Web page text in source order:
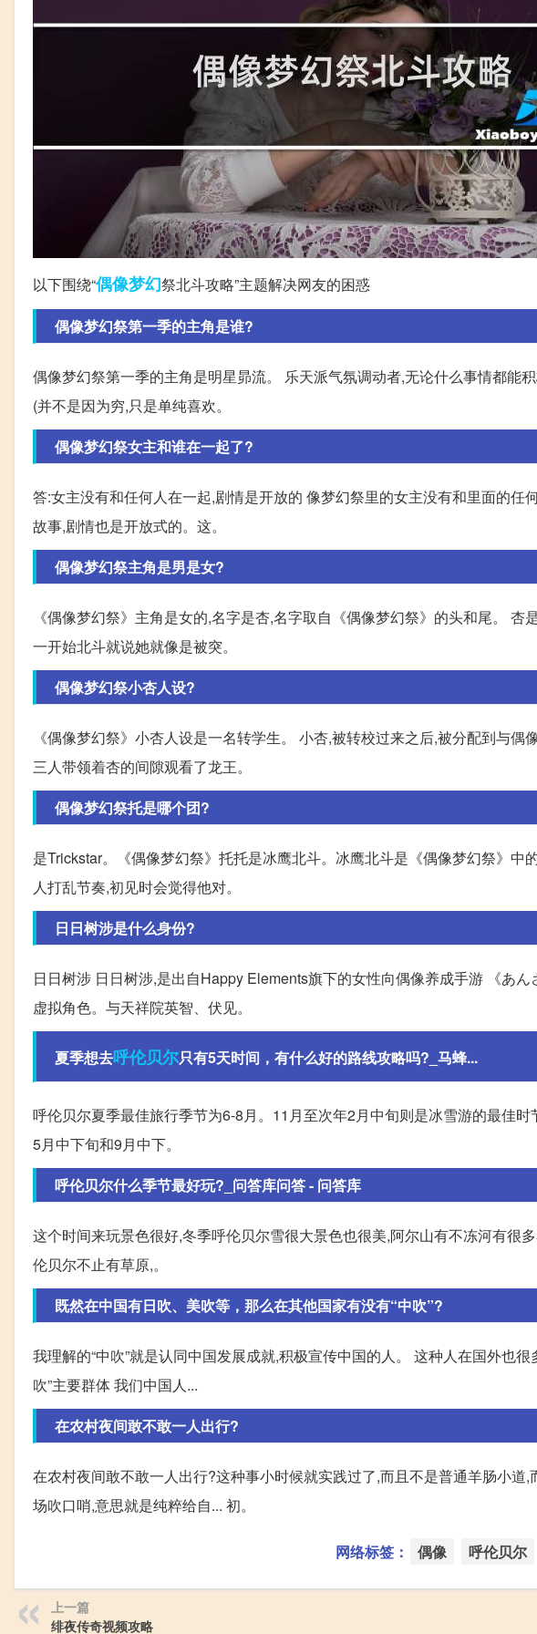
以下围绕“偶像梦幻祭北斗攻略”主题解决网友的困惑
偶像梦幻祭第一季的主角是谁?
偶像梦幻祭第一季的主角是明星昴流。 乐天派气氛调动者,无论什么事情都能
(并不是因为穷,只是单纯喜欢。
偶像梦幻祭女主和谁在一起了?
答:女主没有和任何人在一起,剧情是开放的 像梦幻祭里的女主没有和里面的任
故事,剧情也是开放式的。这。
偶像梦幻祭主角是男是女?
《偶像梦幻祭》主角是女的,名字是杏,名字取自《偶像梦幻祭》的头和尾。
一开始北斗就说她就像是被突。
偶像梦幻祭小杏人设?
《偶像梦幻祭》小杏人设是一名转学生。 小杏,被转校过来之后,被分配到与
三人带领着杏的间隙观看了龙王。
偶像梦幻祭托是哪个团?
是Trickstar。《偶像梦幻祭》托托是冰鹰北斗。冰鹰北斗是《偶像梦幻祭》
人打乱节奏,初见时会觉得他对。
日日树涉是什么身份?
日日树涉 日日树涉,是出自Happy Elements旗下的女性向偶像养成手游 《あ
虚拟角色。与天祥院英智、伏见。
夏季想去呼伦贝尔只有5天时间，有什么好的路线攻略吗?_马蜂...
呼伦贝尔夏季最佳旅行季节为6-8月。11月至次年2月中旬则是冰雪游的最佳
5月中下旬和9月中下。
呼伦贝尔什么季节最好玩?_问答库问答 - 问答库
这个时间来玩景色很好,冬季呼伦贝尔雪很大景色也很美,阿尔山有不冻河有很
伦贝尔不止有草原,。
既然在中国有日吹、美吹等，那么在其他国家有没有“中吹”?
我理解的“中吹”就是认同中国发展成就,积极宣传中国的人。 这种人在国外也
吹”主要群体 我们中国人...
在农村夜间敢不敢一人出行?
在农村夜间敢不敢一人出行?这种事小时候就实践过了,而且不是普通羊肠小
场吹口哨,意思就是纯粹给自... 初。
网络标签： 偶像 呼伦贝尔
上一篇
绯夜传奇视频攻略